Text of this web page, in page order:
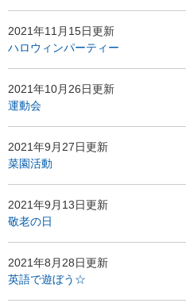
2021年11月15日更新
ハロウィンパーティー
2021年10月26日更新
運動会
2021年9月27日更新
菜園活動
2021年9月13日更新
敬老の日
2021年8月28日更新
英語で遊ぼう☆